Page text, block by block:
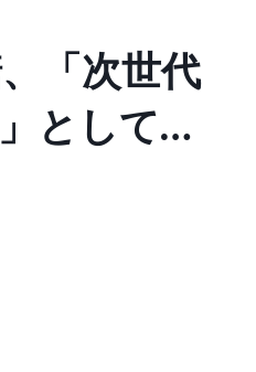
「次世代
として期
用コオロ